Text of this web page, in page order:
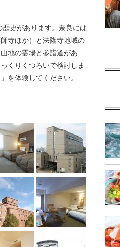
史があります。奈良には
寺ほか）と法隆寺地域の
地の霊場と参詣道があ
くりくつろいで検討しま
を体験してください。